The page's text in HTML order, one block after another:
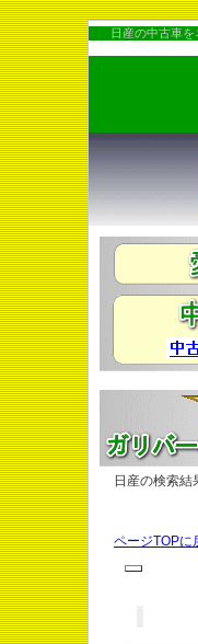
日産の中古車を
日産の検索結
ページTOPに